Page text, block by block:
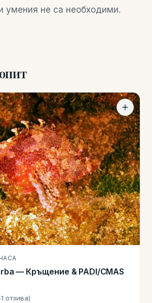
умения не са необходими.
— Кръщение & PADI/CMAS
отзива)